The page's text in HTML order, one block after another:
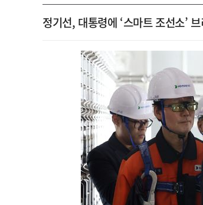
정기선, 대통령에 ‘스마트 조선소’